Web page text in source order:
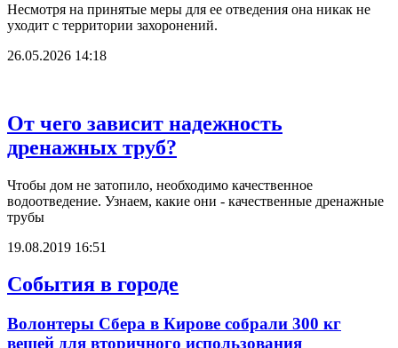
Несмотря на принятые меры для ее отведения она никак не
уходит с территории захоронений.
26.05.2026 14:18
От чего зависит надежность
дренажных труб?
Чтобы дом не затопило, необходимо качественное
водоотведение. Узнаем, какие они - качественные дренажные
трубы
19.08.2019 16:51
События в городе
Волонтеры Сбера в Кирове собрали 300 кг
вещей для вторичного использования